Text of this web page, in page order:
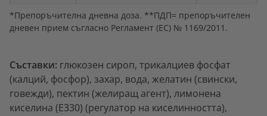
*Препоръчителна дневна доза. **ПДП= препоръчителен
дневен прием съгласно Регламент (ЕС) № 1169/2011.
Съставки: глюкозен сироп, трикалциев фосфат
(калций, фосфор), захар, вода, желатин (свински,
говежди), пектин (желиращ агент), лимонена
киселина (Е330) (регулатор на киселинността),